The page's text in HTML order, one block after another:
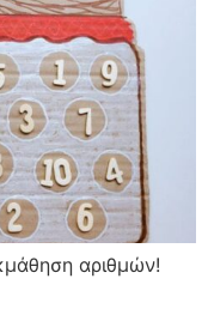
αριθμών!